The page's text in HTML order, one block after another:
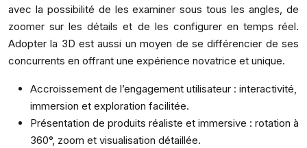
avec la possibilité de les examiner sous tous les angles, de
zoomer sur les détails et de les configurer en temps réel.
Adopter la 3D est aussi un moyen de se différencier de ses
concurrents en offrant une expérience novatrice et unique.
Accroissement de l’engagement utilisateur : interactivité,
immersion et exploration facilitée.
Présentation de produits réaliste et immersive : rotation à
360°, zoom et visualisation détaillée.